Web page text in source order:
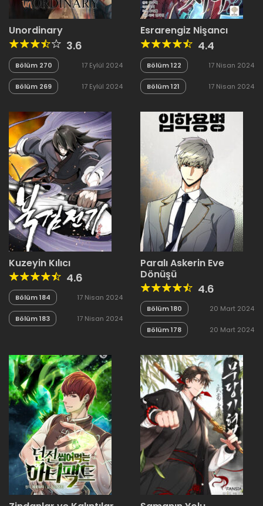
Unordinary
3.6
Bölüm 270 17 Eylül 2024
Bölüm 269 17 Eylül 2024
Esrarengiz Nişancı
4.4
Bölüm 122 17 Nisan 2024
Bölüm 121 17 Nisan 2024
Kuzeyin Kılıcı
4.6
Bölüm 184 17 Nisan 2024
Bölüm 183 17 Nisan 2024
Paralı Askerin Eve
Dönüşü
4.6
Bölüm 180 20 Mart 2024
Bölüm 178 20 Mart 2024